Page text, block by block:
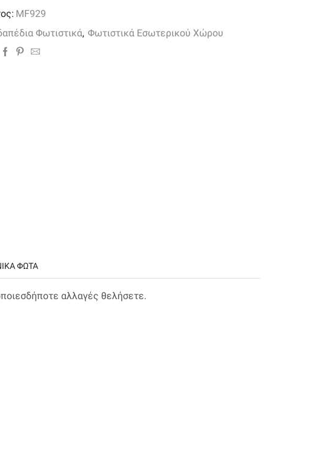
MF929
Φωτιστικά, Φωτιστικά Εσωτερικού Χώρου
ΦΩΤΑ
αλλαγές θελήσετε.